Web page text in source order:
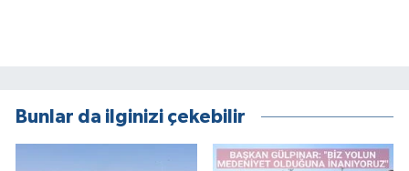
Bunlar da ilginizi çekebilir